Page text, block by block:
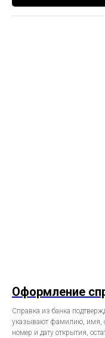
Оформление
Справка из банка
указывают фамилию, имя,
номер и дату открытия,